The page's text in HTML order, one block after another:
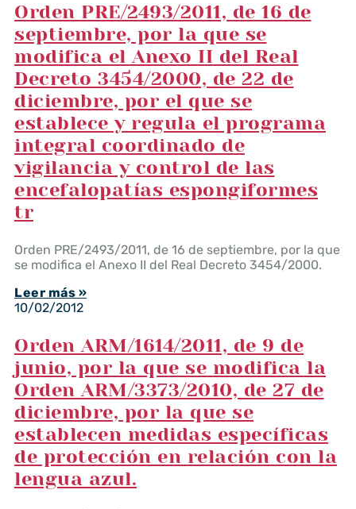
Orden PRE/2493/2011, de 16 de
septiembre, por la que se
modifica el Anexo II del Real
Decreto 3454/2000, de 22 de
diciembre, por el que se
establece y regula el programa
integral coordinado de
vigilancia y control de las
encefalopatías espongiformes
tr
Orden PRE/2493/2011, de 16 de septiembre, por la que
se modifica el Anexo II del Real Decreto 3454/2000.
Leer más »
10/02/2012
Orden ARM/1614/2011, de 9 de
junio, por la que se modifica la
Orden ARM/3373/2010, de 27 de
diciembre, por la que se
establecen medidas específicas
de protección en relación con la
lengua azul.